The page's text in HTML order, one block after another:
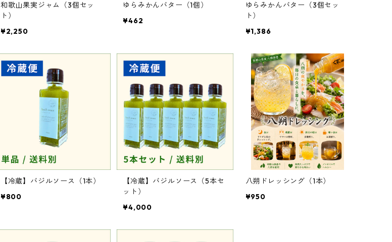
和歌山果実ジャム（3個セッ
ト）
¥2,250
ゆらみかんバター（1個）
¥462
ゆらみかんバター（3個セッ
ト）
¥1,386
【冷蔵】バジルソース（1本）
¥800
【冷蔵】バジルソース（5本セ
ット）
¥4,000
八朔ドレッシング（1本）
¥950